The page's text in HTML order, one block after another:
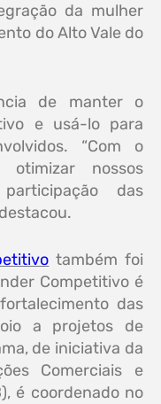
da mulher
do Alto Vale do
de manter o
e usá-lo para
“Com o
otimizar nossos
das
também foi
Competitivo é
das
a projetos de
de iniciativa da
Comerciais e
é coordenado no